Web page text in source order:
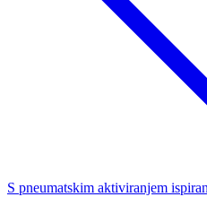
S pneumatskim aktiviranjem